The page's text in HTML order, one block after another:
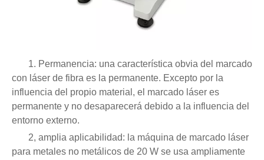
1. Permanencia: una característica obvia del marcado
con láser de fibra es la permanente. Excepto por la
influencia del propio material, el marcado láser es
permanente y no desaparecerá debido a la influencia del
entorno externo.
2, amplia aplicabilidad: la máquina de marcado láser
para metales no metálicos de 20 W se usa ampliamente